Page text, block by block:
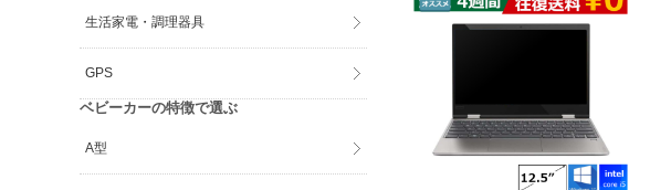
生活家電・調理器具
GPS
ベビーカーの特徴で選ぶ
A型